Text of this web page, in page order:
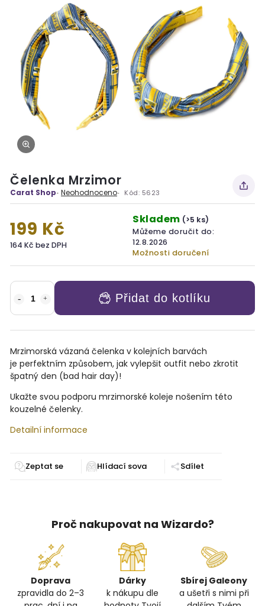
Čelenka Mrzimor
Carat Shop Neohodnoceno Kód: 5623
199 Kč
164 Kč bez DPH
Skladem (>5 ks)
Můžeme doručit do:
12.8.2026
Možnosti doručení
Přidat do kotlíku
Mrzimorská vázaná čelenka v kolejních barvách
je perfektním způsobem, jak vylepšit outfit nebo zkrotit
špatný den (bad hair day)!
Ukažte svou podporu mrzimorské koleje nošením této
kouzelné čelenky.
Detailní informace
Zeptat se Sdílet
Proč nakupovat na Wizardo?
Doprava
zpravidla do 2–3
Dárky
k nákupu dle
Sbírej Galeony
a ušetři s nimi při